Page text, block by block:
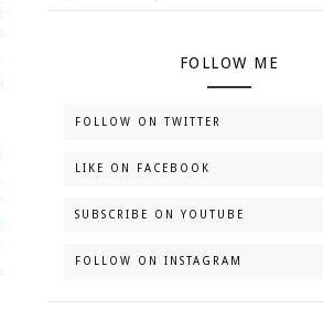
FOLLOW ME
FOLLOW ON TWITTER
LIKE ON FACEBOOK
SUBSCRIBE ON YOUTUBE
FOLLOW ON INSTAGRAM